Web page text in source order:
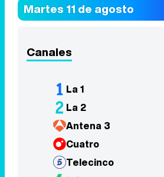
Martes 11 de agosto
Canales
La 1
La 2
Antena 3
Cuatro
Telecinco